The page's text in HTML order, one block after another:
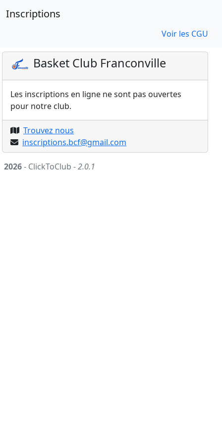
Inscriptions
Voir les CGU
Basket Club Franconville
Les inscriptions en ligne ne sont pas ouvertes
pour notre club.
Trouvez nous
inscriptions.bcf@gmail.com
2026- ClickToClub -2.0.1